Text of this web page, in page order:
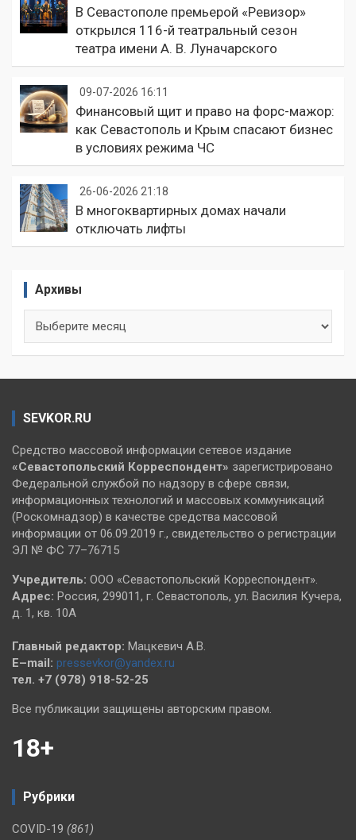
В Севастополе премьерой «Ревизор»
открылся 116-й театральный сезон
театра имени А. В. Луначарского
09-07-2026 16:11
Финансовый щит и право на форс-мажор:
как Севастополь и Крым спасают бизнес
в условиях режима ЧС
26-06-2026 21:18
В многоквартирных домах начали
отключать лифты
Архивы
SEVKOR.RU
Средство массовой информации сетевое издание
«Севастопольский Корреспондент» зарегистрировано
Федеральной службой по надзору в сфере связи,
информационных технологий и массовых коммуникаций
(Роскомнадзор) в качестве средства массовой
информации от 06.09.2019 г., свидетельство о регистрации
ЭЛ № ФС 77–76715
Учредитель: ООО «Севастопольский Корреспондент».
Адрес: Россия, 299011, г. Севастополь, ул. Василия Кучера,
д. 1, кв. 10А
Главный редактор: Мацкевич А.В.
E–mail: pressevkor@yandex.ru
тел. +7 (978) 918-52-25
Все публикации защищены авторским правом.
18+
Рубрики
COVID-19 (861)